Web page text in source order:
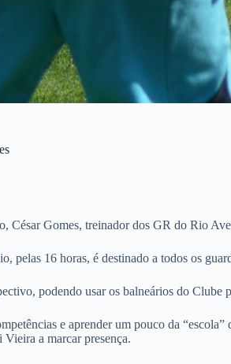
César Gomes, treinador dos GR do Rio
pelas 16 horas, é destinado a todos os
podendo usar os balneários do
e aprender um pouco da
a marcar presença.